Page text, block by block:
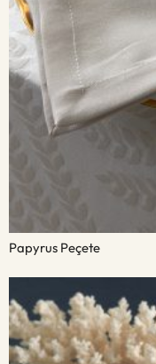
Papyrus Peçete